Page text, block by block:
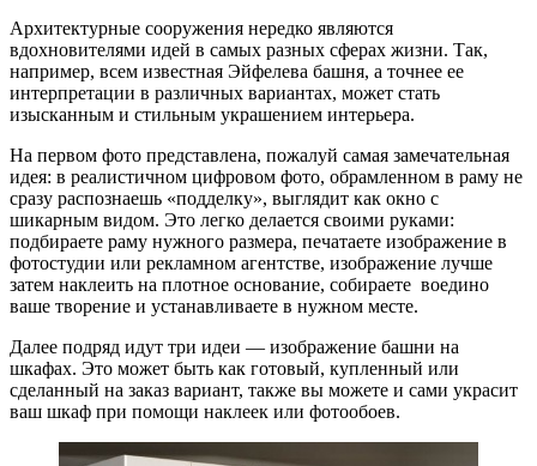
Архитектурные сооружения нередко являются
вдохновителями идей в самых разных сферах жизни. Так,
например, всем известная Эйфелева башня, а точнее ее
интерпретации в различных вариантах, может стать
изысканным и стильным украшением интерьера.
На первом фото представлена, пожалуй самая замечательная
идея: в реалистичном цифровом фото, обрамленном в раму не
сразу распознаешь «подделку», выглядит как окно с
шикарным видом. Это легко делается своими руками:
подбираете раму нужного размера, печатаете изображение в
фотостудии или рекламном агентстве, изображение лучше
затем наклеить на плотное основание, собираете воедино
ваше творение и устанавливаете в нужном месте.
Далее подряд идут три идеи — изображение башни на
шкафах. Это может быть как готовый, купленный или
сделанный на заказ вариант, также вы можете и сами украсит
ваш шкаф при помощи наклеек или фотообоев.